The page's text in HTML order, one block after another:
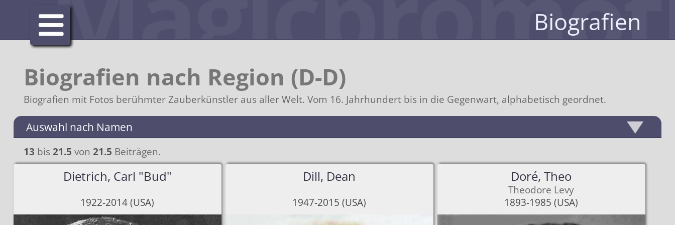
Biografien
Aktuelles
Clubs
Magic Promotion Club
Magischer Ring Schweiz
Interner Bereich
FISM
Alle Preisträger
Mehrfache Preisträger
Künstler Schweiz
Händler
Biografien nach Region (D-D)
Biografien mit Fotos berühmter Zauberkünstler aus aller Welt. Vom 16. Jahrhundert bis in die Gegenwart, alphabetisch geordnet.
Auswahl nach Namen
13 bis 21.5 von 21.5 Beiträgen.
Dietrich, Carl "Bud"
1922-2014 (USA)
Dill, Dean
1947-2015 (USA)
Doré, Theo
Theodore Levy
1893-1985 (USA)